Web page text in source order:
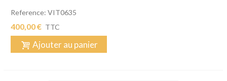
Reference: VIT0635
400,00 € TTC
Ajouter au panier